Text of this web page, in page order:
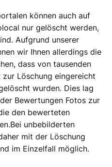
können auch auf
nur gelöscht werden,
Aufgrund unserer
wir Ihnen allerdings die
dass von tausenden
Löschung eingereicht
wurden. Dies lag
Bewertungen Fotos zur
den bewerteten
unbebilderten
mit der Löschung
im Einzelfall möglich.